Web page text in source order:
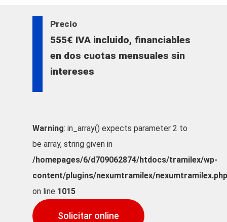
Precio
555€ IVA incluido, financiables
en dos cuotas mensuales sin
intereses
Warning: in_array() expects parameter 2 to
be array, string given in
/homepages/6/d709062874/htdocs/tramilex/wp-
content/plugins/nexumtramilex/
on line 1015
Solicitar online